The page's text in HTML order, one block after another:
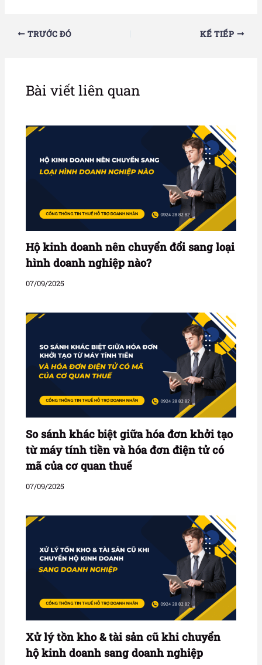
TRƯỚC ĐÓ KẾ TIẾP
Bài viết liên quan
Hộ kinh doanh nên chuyển đổi sang loại
hình doanh nghiệp nào?
07/09/2025
So sánh khác biệt giữa hóa đơn khởi tạo
từ máy tính tiền và hóa đơn điện tử có
mã của cơ quan thuế
07/09/2025
Xử lý tồn kho & tài sản cũ khi chuyển
hộ kinh doanh sang doanh nghiệp